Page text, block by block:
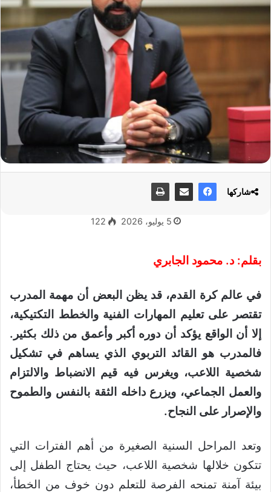
5 يوليو، 2026 122
بقلم: د. محمود الجابري
في عالم كرة القدم، قد يظن البعض أن مهمة المدرب
تقتصر على تعليم المهارات الفنية والخطط التكتيكية،
إلا أن الواقع يؤكد أن دوره أكبر وأعمق من ذلك بكثير.
فالمدرب هو القائد التربوي الذي يساهم في تشكيل
شخصية اللاعب، ويغرس فيه قيم الانضباط والالتزام
والعمل الجماعي، ويزرع داخله الثقة بالنفس والطموح
والإصرار على النجاح.
وتعد المراحل السنية الصغيرة من أهم الفترات التي
تتكون خلالها شخصية اللاعب، حيث يحتاج الطفل إلى
بيئة آمنة تمنحه الفرصة للتعلم دون خوف من الخطأ،
شاركها